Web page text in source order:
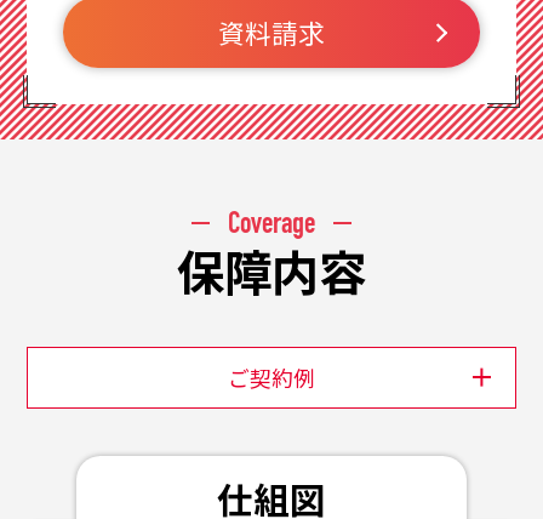
資料請求
Coverage
保障内容
ご契約例
仕組図